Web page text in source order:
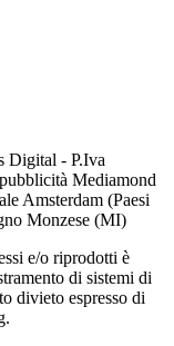
Digital - P.Iva
Mediamond
Amsterdam (Paesi
Monzese (MI)
e/o riprodotti è
di sistemi di
divieto espresso di